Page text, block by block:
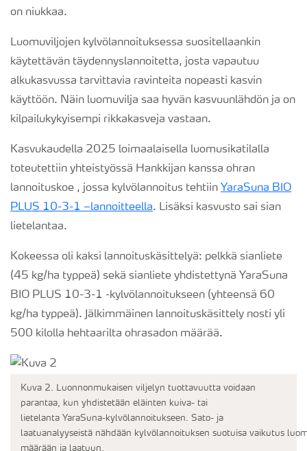
on niukkaa.
Luomuviljojen kylvölannoituksessa suositellaankin
käytettävän täydennyslannoitetta, josta vapautuu
alkukasvussa tarvittavia ravinteita nopeasti kasvin
käyttöön. Näin luomuvilja saa hyvän kasvuunlähdön ja on
kilpailukykyisempi rikkakasveja vastaan.
Kasvukaudella 2025 loimaalaisella luomusikatilalla
toteutettiin yhteistyössä Hankkijan kanssa ohran
lannoituskoe , jossa kylvölannoitus tehtiin YaraSuna BIO
PLUS 10-3-1 –lannoitteella. Lisäksi kasvusto sai sian
lietelantaa.
Kokeessa oli kaksi lannoituskäsittelyä: pelkkä sianliete
(45 kg/ha typpeä) sekä sianliete yhdistettynä YaraSuna
BIO PLUS 10-3-1 -kylvölannoitukseen (yhteensä 60
kg/ha typpeä). Jälkimmäinen lannoituskäsittely nosti yli
500 kilolla hehtaarilta ohrasadon määrää.
Kuva 2. Luonnonmukaisen viljelyn tuottavuutta voidaan
parantaa, kun yhdistetään eläinten kuiva- tai
lietelanta YaraSuna-kylvölannoitukseen. Sato- ja
laatuanalyyseistä nähdään kylvölannoituksen suotuisa vaikutus
määrään ja laatuun.